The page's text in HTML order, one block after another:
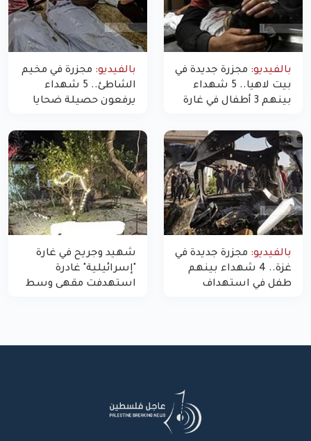
بالفيديو: مجزرة جديدة في
بيت لاهيا.. 5 شهداء
بينهم 3 أطفال في غارة
غزة
بالفيديو: مجزرة في مخيم
الشاطئ.. 5 شهداء
يرفعون حصيلة ضحايا
بالفيديو: مجزرة جديدة في
غزة.. 4 شهداء بينهم
طفل في استهداف
شهيد وجريح في غارة
"إسرائيلية" غادرة
استهدفت مقهى وسط